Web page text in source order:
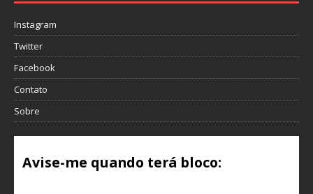
Instagram
Twitter
Facebook
Contato
Sobre
Avise-me quando terá bloco: